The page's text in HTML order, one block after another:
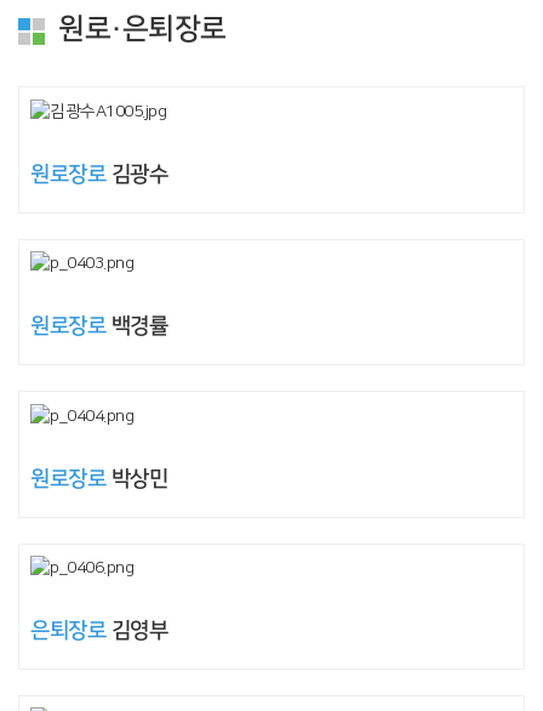
원로·은퇴장로
원로장로 김광수
원로장로 백경률
원로장로 박상민
은퇴장로 김영부